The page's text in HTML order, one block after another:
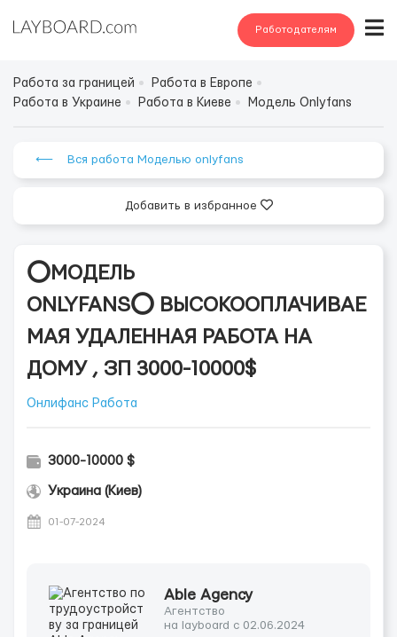
Работодателям
Работа за границей
Работа в Европе
Работа в Украине
Работа в Киеве Модель Onlyfans
⟵ Вся работа Моделью onlyfans
Добавить в избранное
⭕️МОДЕЛЬ
ONLYFANS⭕️ ВЫСОКООПЛАЧИВАЕ
МАЯ УДАЛЕННАЯ РАБОТА НА
ДОМУ , ЗП 3000-10000$
Онлифанс Работа
3000-10000 $
Украина (Киев)
01-07-2024
Able Agency
Агентство
на layboard с 02.06.2024